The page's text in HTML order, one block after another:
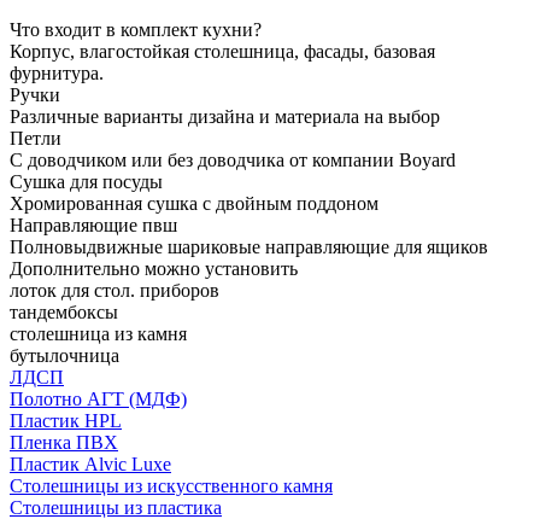
Что входит в комплект кухни?
Корпус, влагостойкая столешница, фасады, базовая
фурнитура.
Ручки
Различные варианты дизайна и материала на выбор
Петли
С доводчиком или без доводчика от компании Boyard
Сушка для посуды
Хромированная сушка с двойным поддоном
Направляющие пвш
Полновыдвижные шариковые направляющие для ящиков
Дополнительно можно установить
лоток для стол. приборов
тандембоксы
столешница из камня
бутылочница
ЛДСП
Полотно АГТ (МДФ)
Пластик HPL
Пленка ПВХ
Пластик Alvic Luxe
Столешницы из искусственного камня
Столешницы из пластика